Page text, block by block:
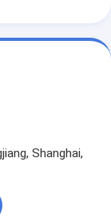
Shanghai,